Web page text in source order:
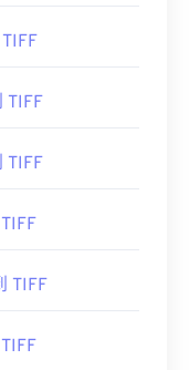
影像處理程
ACDSee
file-
TIFF
TIFF
TIFF